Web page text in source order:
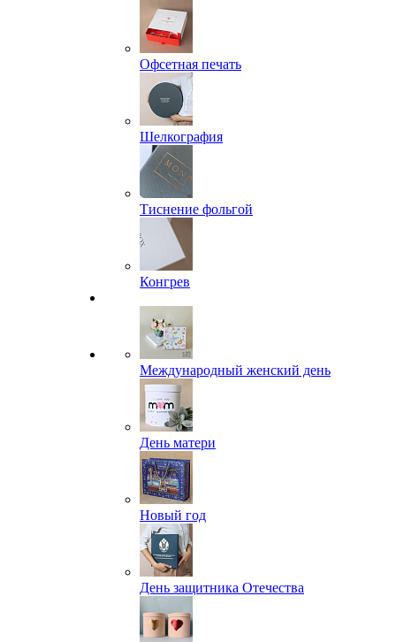
Офсетная печать
Шелкография
Тиснение фольгой
Конгрев
Международный женский день
День матери
Новый год
День защитника Отечества